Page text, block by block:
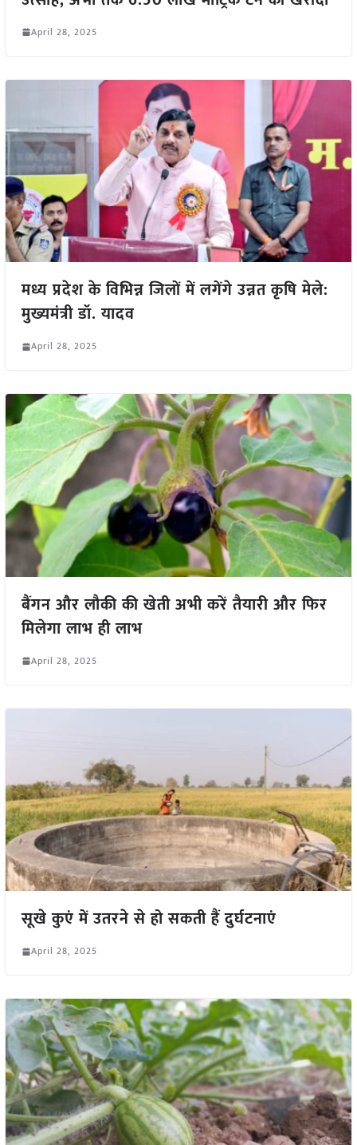
April 28, 2025
मध्य प्रदेश के विभिन्न जिलों में लगेंगे उन्नत कृषि मेले:
मुख्यमंत्री डॉ. यादव
April 28, 2025
बैंगन और लौकी की खेती अभी करें तैयारी और फिर
मिलेगा लाभ ही लाभ
April 28, 2025
सूखे कुएं में उतरने से हो सकती हैं दुर्घटनाएं
April 28, 2025